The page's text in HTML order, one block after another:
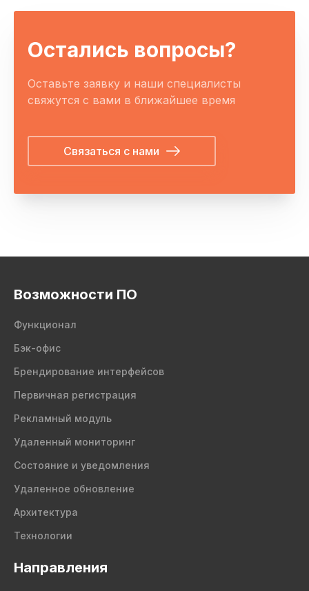
Остались вопросы?
Оставьте заявку и наши специалисты
свяжутся с вами в ближайшее время
Связаться с нами
Возможности ПО
Функционал
Бэк-офис
Брендирование интерфейсов
Первичная регистрация
Рекламный модуль
Удаленный мониторинг
Состояние и уведомления
Удаленное обновление
Архитектура
Технологии
Направления